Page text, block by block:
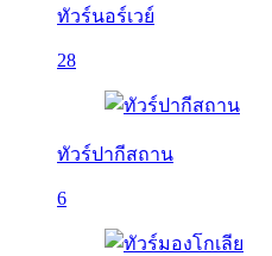
ทัวร์นอร์เวย์
28
ทัวร์ปากีสถาน
6